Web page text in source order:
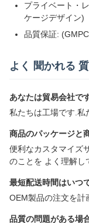
プライベート・
ケージデザイン)
品質保証:
よく 聞かれる
あなたは貿易会社で
私たちは工場です.私
商品のパッケージと
便利なカスタマイズ
のことを よく理解し
最短配送時間はいつ
OEM製品の注文を計
品質の問題がある場